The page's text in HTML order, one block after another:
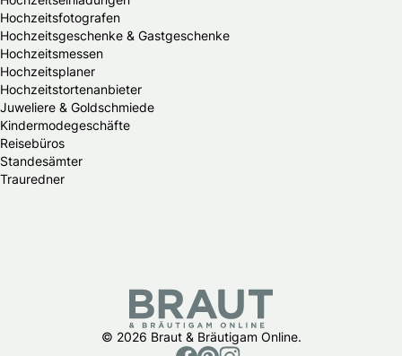
Hochzeitsfotografen
Hochzeitsgeschenke & Gastgeschenke
Hochzeitsmessen
Hochzeitsplaner
Hochzeitstortenanbieter
Juweliere & Goldschmiede
Kindermodegeschäfte
Reisebüros
Standesämter
Trauredner
© 2026 Braut & Bräutigam Online.